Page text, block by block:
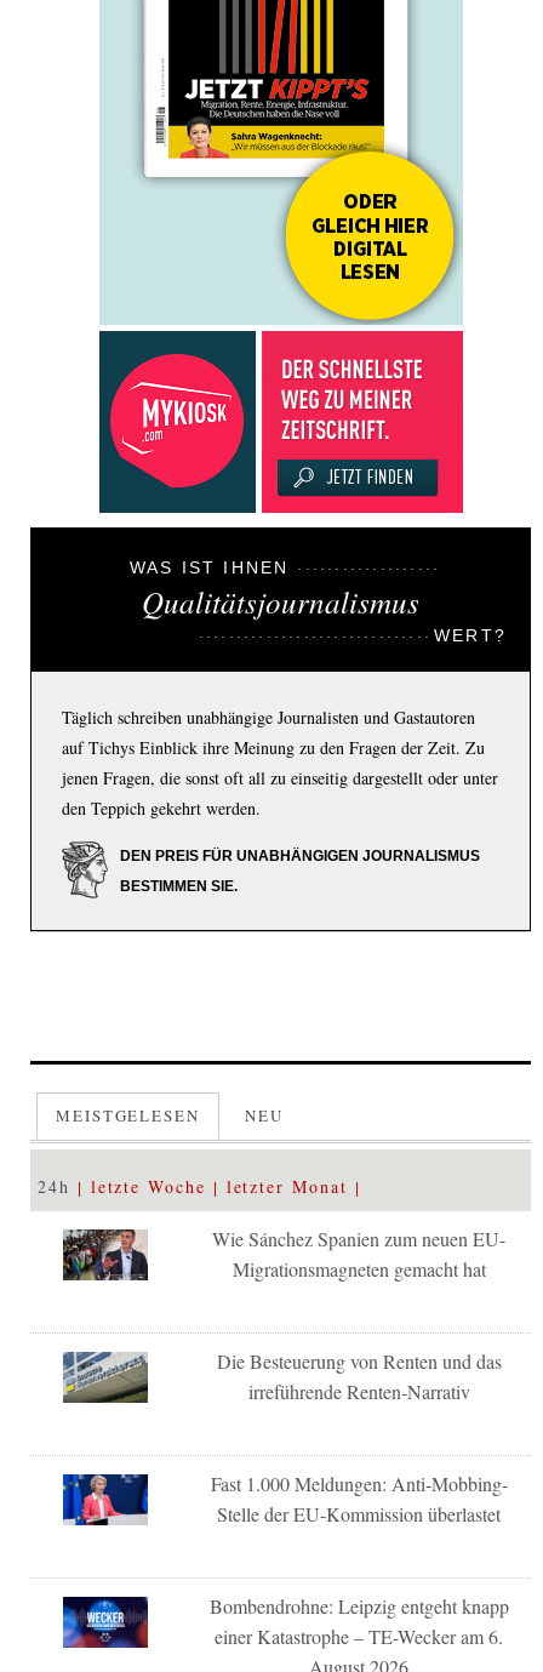
WAS IST IHNEN
Qualitätsjournalismus
WERT?
Täglich schreiben unabhängige Journalisten und Gastautoren
auf Tichys Einblick ihre Meinung zu den Fragen der Zeit. Zu
jenen Fragen, die sonst oft all zu einseitig dargestellt oder unter
den Teppich gekehrt werden.
DEN PREIS FÜR UNABHÄNGIGEN JOURNALISMUS
BESTIMMEN SIE.
MEISTGELESEN NEU
24h letzte Woche letzter Monat
Wie Sánchez Spanien zum neuen EU-
Migrationsmagneten gemacht hat
Die Besteuerung von Renten und das
irreführende Renten-Narrativ
Fast 1.000 Meldungen: Anti-Mobbing-
Stelle der EU-Kommission überlastet
Bombendrohne: Leipzig entgeht knapp
einer Katastrophe – TE-Wecker am 6.
August 2026